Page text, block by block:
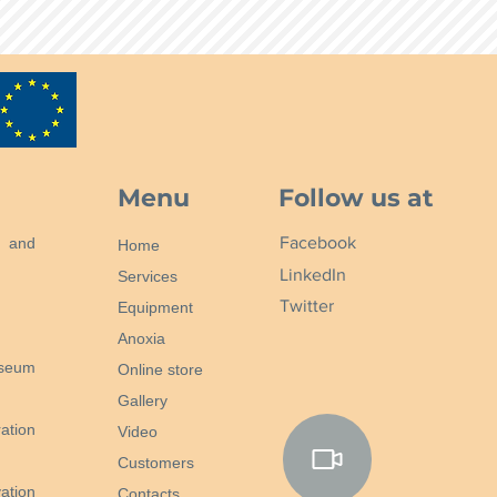
майстори-шкафове.
and
Menu
Home
Services
Equipment
Anoxia
Online store
Gallery
Video
Customers
Contacts
Follow us at
Facebook
LinkedIn
Twitter